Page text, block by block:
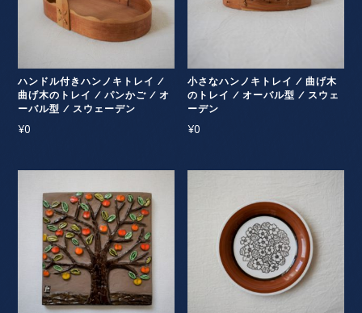
ハンドル付きハンノキトレイ /
曲げ木のトレイ / パンかご / オ
ーバル型 / スウェーデン
¥0
小さなハンノキトレイ / 曲げ木
のトレイ / オーバル型 / スウェ
ーデン
¥0